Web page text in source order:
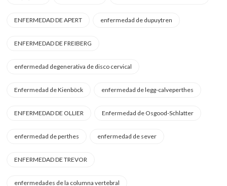
ENFERMEDAD DE APERT enfermedad de dupuytren
ENFERMEDAD DE FREIBERG
enfermedad degenerativa de disco cervical
Enfermedad de Kienböck enfermedad de legg-calveperthes
ENFERMEDAD DE OLLIER Enfermedad de Osgood-Schlatter
enfermedad de perthes enfermedad de sever
ENFERMEDAD DE TREVOR
enfermedades de la columna vertebral